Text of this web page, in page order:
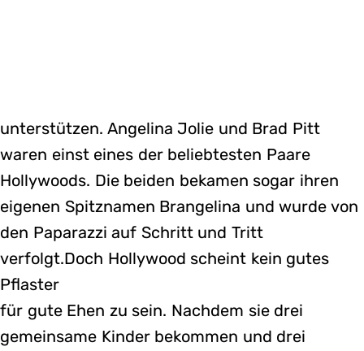
unterstützen. Angelina Jolie und Brad Pitt
waren einst eines der beliebtesten Paare
Hollywoods. Die beiden bekamen sogar ihren
eigenen Spitznamen Brangelina und wurde von
den Paparazzi auf Schritt und Tritt
verfolgt.Doch Hollywood scheint kein gutes
Pflaster
für gute Ehen zu sein. Nachdem sie drei
gemeinsame Kinder bekommen und drei